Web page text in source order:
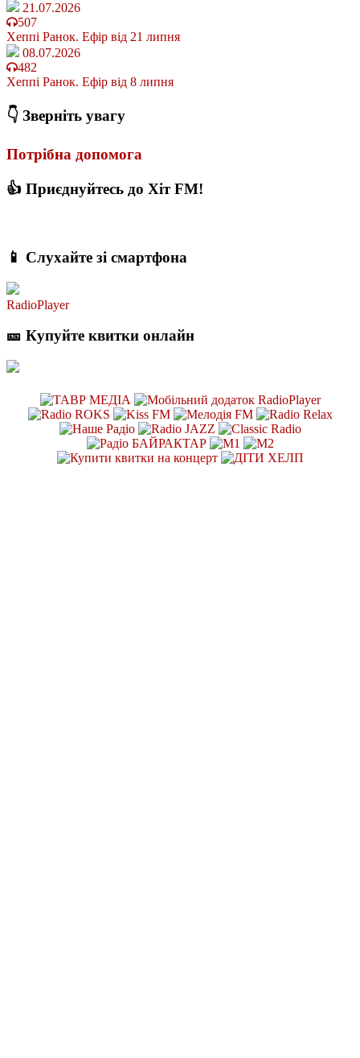
21.07.2026
507
Хеппі Ранок. Ефір від 21 липня
08.07.2026
482
Хеппі Ранок. Ефір від 8 липня
👇 Зверніть увагу
Потрібна допомога
👍 Приєднуйтесь до Хіт FM!
📱 Слухайте зі смартфона
RadioPlayer
🎫 Купуйте квитки онлайн